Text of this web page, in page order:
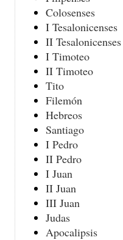
Colosenses
I Tesalonicenses
II Tesalonicenses
I Timoteo
II Timoteo
Tito
Filemón
Hebreos
Santiago
I Pedro
II Pedro
I Juan
II Juan
III Juan
Judas
Apocalipsis